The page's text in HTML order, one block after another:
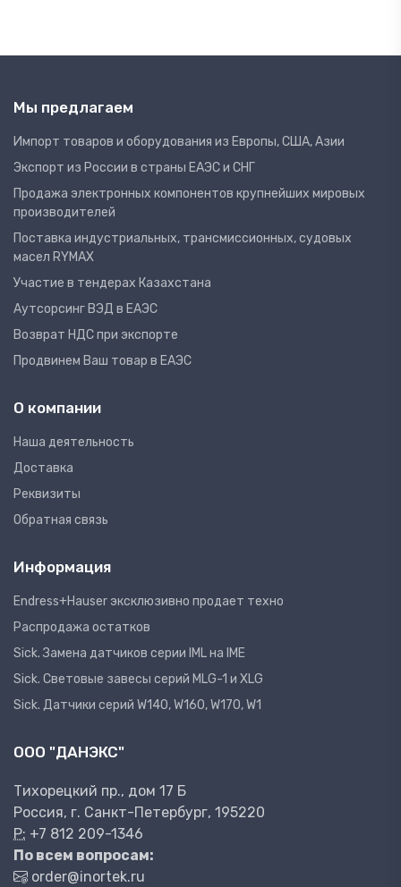
Мы предлагаем
Импорт товаров и оборудования из Европы, США, Азии
Экспорт из России в страны ЕАЭС и СНГ
Продажа электронных компонентов крупнейших мировых
производителей
Поставка индустриальных, трансмиссионных, судовых
масел RYMAX
Участие в тендерах Казахстана
Аутсорсинг ВЭД в ЕАЭС
Возврат НДС при экспорте
Продвинем Ваш товар в ЕАЭС
О компании
Наша деятельность
Доставка
Реквизиты
Обратная связь
Информация
Endress+Hauser эксклюзивно продает техно
Распродажа остатков
Sick. Замена датчиков серии IML на IME
Sick. Световые завесы серий MLG-1 и XLG
Sick. Датчики серий W140, W160, W170, W1
ООО "ДАНЭКС"
Тихорецкий пр., дом 17 Б
Россия, г. Санкт-Петербург, 195220
P: +7 812 209-1346
По всем вопросам:
order@inortek.ru